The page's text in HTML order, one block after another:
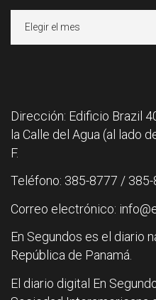
Dirección: Edificio Brazil
la Calle del Agua (al lado
F.
Teléfono: 385-8777 /
Correo electrónico:
En Segundos es el diario
República de Panamá.
El diario digital En